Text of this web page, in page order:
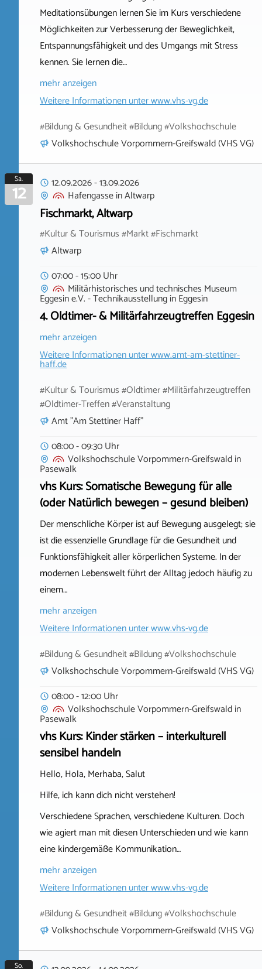
Meditationsübungen lernen Sie im Kurs verschiedene
Möglichkeiten zur Verbesserung der Beweglichkeit,
Entspannungsfähigkeit und des Umgangs mit Stress
kennen. Sie lernen die…
mehr anzeigen
Weitere Informationen unterwww.vhs-vg.de
#Bildung & Gesundheit #Bildung #Volkshochschule
Volkshochschule Vorpommern-Greifswald (VHS VG)
Sa.
12 12.09.2026-13.09.2026
HafengasseinAltwarp
Fischmarkt, Altwarp
#Kultur & Tourismus #Markt #Fischmarkt
Altwarp
07:00 - 15:00 Uhr
Militärhistorisches und technisches Museum
Eggesin e.V. - TechnikausstellunginEggesin
4. Oldtimer- & Militärfahrzeugtreffen Eggesin
mehr anzeigen
Weitere Informationen unterwww.amt-am-stettiner-
haff.de
#Kultur & Tourismus #Oldtimer #Militärfahrzeugtreffen
#Oldtimer-Treffen #Veranstaltung
Amt "Am Stettiner Haff"
08:00 - 09:30 Uhr
Volkshochschule Vorpommern-Greifswaldin
Pasewalk
vhs Kurs: Somatische Bewegung für alle
(oder Natürlich bewegen – gesund bleiben)
Der menschliche Körper ist auf Bewegung ausgelegt; sie
ist die essenzielle Grundlage für die Gesundheit und
Funktionsfähigkeit aller körperlichen Systeme. In der
modernen Lebenswelt führt der Alltag jedoch häufig zu
einem…
mehr anzeigen
Weitere Informationen unterwww.vhs-vg.de
#Bildung & Gesundheit #Bildung #Volkshochschule
Volkshochschule Vorpommern-Greifswald (VHS VG)
08:00 - 12:00 Uhr
Volkshochschule Vorpommern-Greifswaldin
Pasewalk
vhs Kurs: Kinder stärken – interkulturell
sensibel handeln
Hello, Hola, Merhaba, Salut
Hilfe, ich kann dich nicht verstehen!
Verschiedene Sprachen, verschiedene Kulturen. Doch
wie agiert man mit diesen Unterschieden und wie kann
eine kindergemäße Kommunikation…
mehr anzeigen
Weitere Informationen unterwww.vhs-vg.de
#Bildung & Gesundheit #Bildung #Volkshochschule
Volkshochschule Vorpommern-Greifswald (VHS VG)
So.